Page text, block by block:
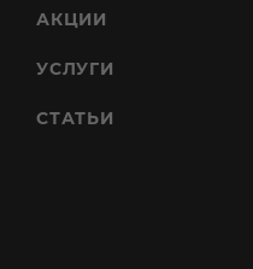
АКЦИИ
УСЛУГИ
СТАТЬИ